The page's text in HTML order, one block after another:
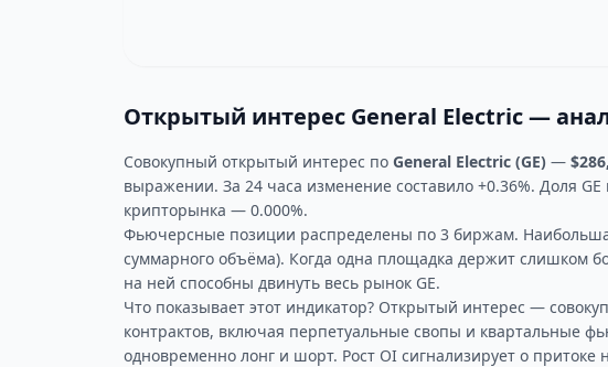
Открытый интерес General Electric —
Совокупный открытый интерес по General Electric (GE) —
выражении. За 24 часа изменение составило +0.36%. Доля
крипторынка — 0.000%.
Фьючерсные позиции распределены по 3 биржам.
суммарного объёма). Когда одна площадка держит слишком
на ней способны двинуть весь рынок GE.
Что показывает этот индикатор? Открытый интерес —
контрактов, включая перпетуальные свопы и квартальные
одновременно лонг и шорт. Рост OI сигнализирует о